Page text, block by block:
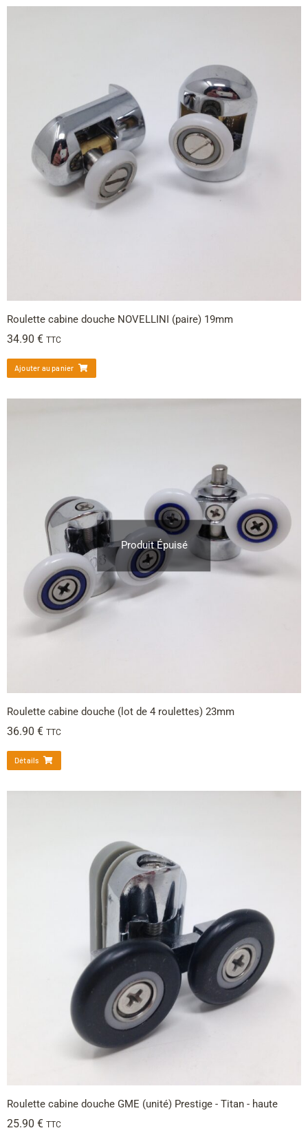
Roulette cabine douche NOVELLINI (paire) 19mm
34.90 € TTC
Ajouter au panier
Produit Épuisé
Roulette cabine douche (lot de 4 roulettes) 23mm
36.90 € TTC
Détails
Roulette cabine douche GME (unité) Prestige - Titan - haute
25.90 € TTC